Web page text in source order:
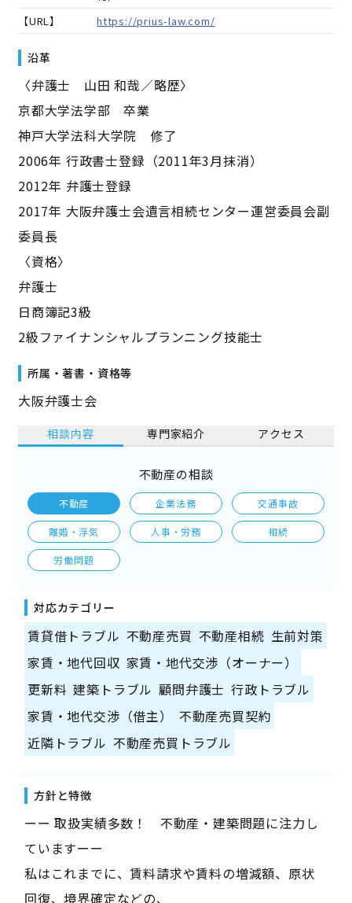
【URL】
https://prius-law.com/
沿革
〈弁護士 山田 和哉／略歴〉
京都大学法学部 卒業
神戸大学法科大学院 修了
2006年 行政書士登録（2011年3月抹消）
2012年 弁護士登録
2017年 大阪弁護士会遺言相続センター運営委員会副
委員長
〈資格〉
弁護士
日商簿記3級
2級ファイナンシャルプランニング技能士
所属・著書・資格等
大阪弁護士会
相談内容 専門家紹介 アクセス
不動産の相談
不動産 企業法務 交通事故
離婚・浮気 人事・労務 相続
労働問題
対応カテゴリー
賃貸借トラブル 不動産売買 不動産相続 生前対策
家賃・地代回収 家賃・地代交渉（オーナー）
更新料 建築トラブル 顧問弁護士 行政トラブル
家賃・地代交渉（借主）
不動産売買契約
近隣トラブル 不動産売買トラブル
方針と特徴
ーー 取扱実績多数！ 不動産・建築問題に注力し
ていますーー
私はこれまでに、賃料請求や賃料の増減額、原状
回復、境界確定などの、